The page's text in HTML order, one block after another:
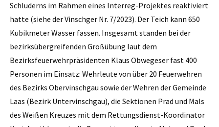
Schluderns im Rahmen eines Interreg-Projektes reaktiviert
hatte (siehe der Vinschger Nr. 7/2023). Der Teich kann 650
Kubikmeter Wasser fassen. Insgesamt standen bei der
bezirksübergreifenden Großübung laut dem
Bezirksfeuerwehrpräsidenten Klaus Obwegeser fast 400
Personen im Einsatz: Wehrleute von über 20 Feuerwehren
des Bezirks Obervinschgau sowie der Wehren der Gemeinde
Laas (Bezirk Untervinschgau), die Sektionen Prad und Mals
des Weißen Kreuzes mit dem Rettungsdienst-Koordinator